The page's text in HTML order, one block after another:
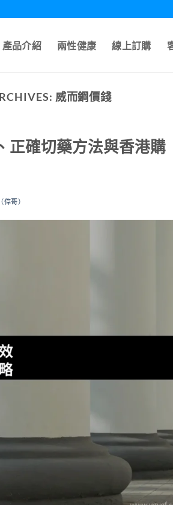
產品介紹 兩性健康 線上訂購
威而鋼價錢
正確切藥方法與香港購
偉哥）